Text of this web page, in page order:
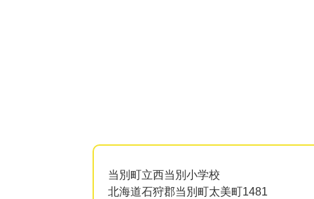
当別町立西当別小学校
北海道石狩郡当別町太美町1481